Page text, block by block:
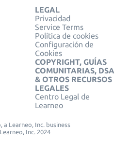
LEGAL
Privacidad
Service Terms
Política de cookies
Configuración de
Cookies
COPYRIGHT, GUÍAS
COMUNITARIAS, DSA
& OTROS RECURSOS
LEGALES
Centro Legal de
Learneo
a Learneo, Inc. business
Inc. 2024